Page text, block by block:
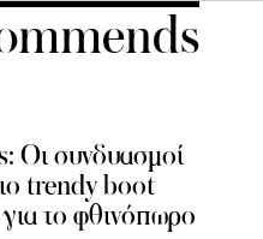
Οι συνδυασμοί
trendy boot
το φθινόπωρο